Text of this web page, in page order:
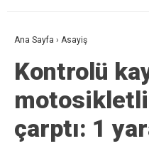
Ana Sayfa › Asayiş
Kontrolü
çarptı: 1